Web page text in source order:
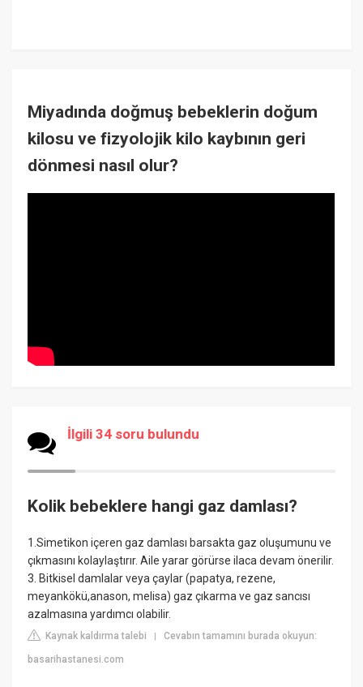
Miyadında doğmuş bebeklerin doğum
kilosu ve fizyolojik kilo kaybının geri
dönmesi nasıl olur?
İlgili 34 soru bulundu
Kolik bebeklere hangi gaz damlası?
1.Simetikon içeren gaz damlası barsakta gaz oluşumunu ve
çıkmasını kolaylaştırır. Aile yarar görürse ilaca devam önerilir.
3. Bitkisel damlalar veya çaylar (papatya, rezene,
meyankökü,anason, melisa) gaz çıkarma ve gaz sancısı
azalmasına yardımcı olabilir.
Kaynak kaldırma talebi |Cevabın tamamını burada okuyun:
basarihastanesi.com